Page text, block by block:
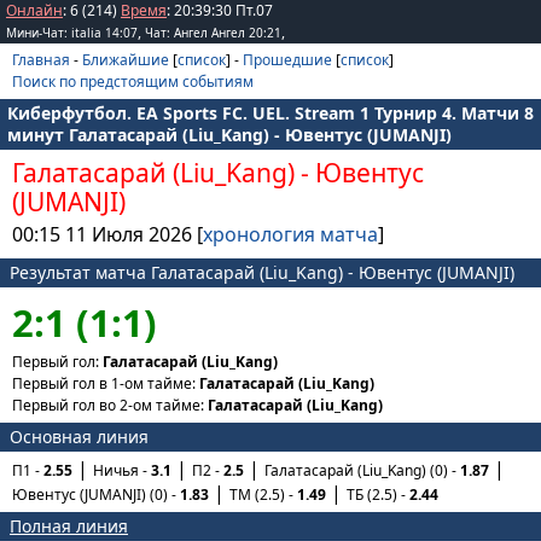
Онлайн: 6 (214) Время:20:39:30 Пт.07
Мини-Чат: italia 14:07, Чат: Ангел Ангел 20:21 ,
Главная - Ближайшие [список] - Прошедшие [список]
Поиск по предстоящим событиям
Киберфутбол. EA Sports FC. UEL. Stream 1 Турнир 4. Матчи 8
минут Галатасарай (Liu_Kang) - Ювентус (JUMANJI)
Галатасарай (Liu_Kang)- Ювентус
(JUMANJI)
00:15 11 Июля 2026 [хронология матча]
Результат матча Галатасарай (Liu_Kang) - Ювентус (JUMANJI)
2:1 (1:1)
Первый гол: Галатасарай (Liu_Kang)
Первый гол в 1-ом тайме: Галатасарай (Liu_Kang)
Первый гол во 2-ом тайме: Галатасарай (Liu_Kang)
Основная линия
П1 -2.55 Ничья -3.1 П2 -2.5 Галатасарай (Liu_Kang) (0) -1.87
Ювентус (JUMANJI) (0) -1.83 ТМ (2.5) -1.49 ТБ (2.5) -2.44
Полная линия